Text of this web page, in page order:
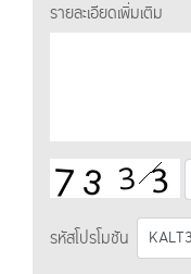
รายละเอียดเพิ่มเติม
รหัสโปรโมชัน